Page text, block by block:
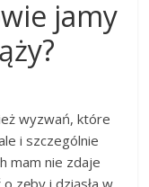
jamy
wyzwań, które
i szczególnie
mam nie zdaje